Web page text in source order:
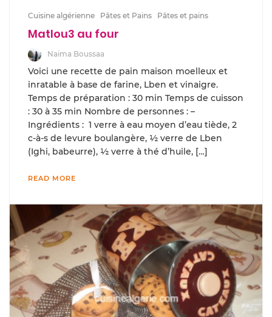
Cuisine algérienne Pâtes et Pains Pâtes et pains
Matlou3 au four
Naima Boussaa
Voici une recette de pain maison moelleux et
inratable à base de farine, Lben et vinaigre.
Temps de préparation : 30 min Temps de cuisson
: 30 à 35 min Nombre de personnes : –
Ingrédients : 1 verre à eau moyen d’eau tiède, 2
c-à-s de levure boulangère, ½ verre de Lben
(Ighi, babeurre), ½ verre à thé d’huile, […]
READ MORE